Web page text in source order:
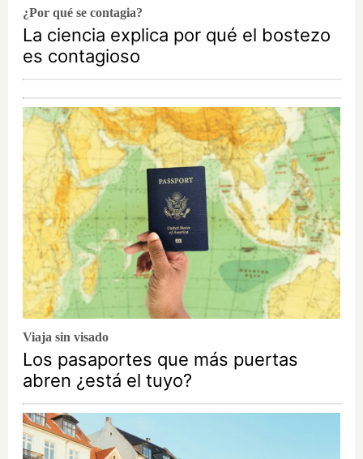
¿Por qué se contagia?
La ciencia explica por qué el bostezo
es contagioso
Viaja sin visado
Los pasaportes que más puertas
abren ¿está el tuyo?